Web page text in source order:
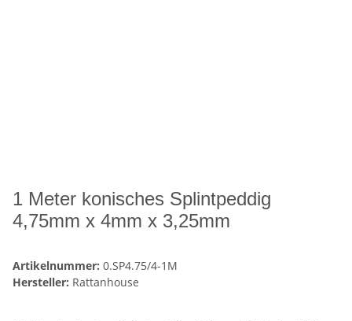
1 Meter konisches Splintpeddig
4,75mm x 4mm x 3,25mm
Artikelnummer: 0.SP4.75/4-1M
Hersteller: Rattanhouse